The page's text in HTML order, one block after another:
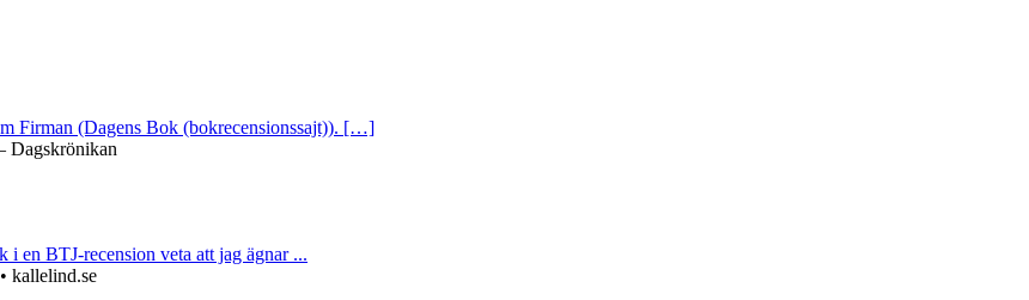
Firman (Dagens Bok (bokrecensionssajt)). […]
Dagskrönikan
en BTJ-recension veta att jag ägnar ...
kallelind.se